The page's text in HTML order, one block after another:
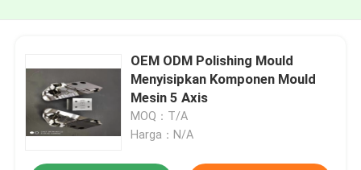
OEM ODM Polishing Mould
Menyisipkan Komponen Mould
Mesin 5 Axis
MOQ：T/A
Harga：N/A